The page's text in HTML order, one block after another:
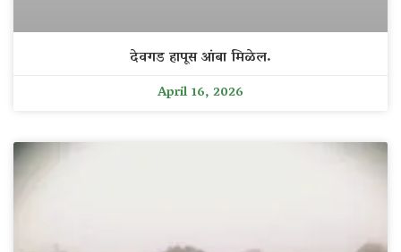
देवगड हापूस आंबा मिळेल.
April 16, 2026